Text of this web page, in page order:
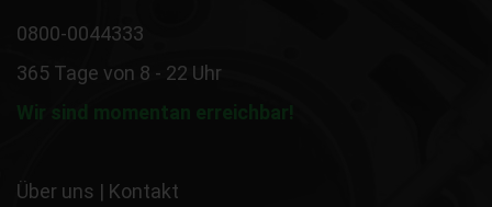
0800-0044333
365 Tage von 8 - 22 Uhr
Wir sind momentan erreichbar!
Über uns | Kontakt